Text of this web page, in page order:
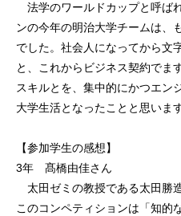
法学のワールドカップと呼ば
ンの今年の明治大学チームは、
でした。社会人になってから文
と、これからビジネス契約でま
スキルとを、集中的にかつエン
大学生活となったことと思います
【参加学生の感想】
3年 髙橋由佳さん
太田ゼミの教授である太田勝
このコンペティションは「知的